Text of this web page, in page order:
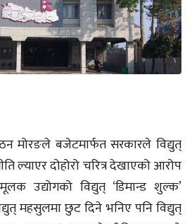
मोरङले बजेटमार्फत सरकारले विद्युत्
ल्याएर दोहोरो चरित्र देखाएको आरोप
उद्योगको विद्युत् ‘डिमान्ड शुल्क’
महसुलमा छुट दिने भनिए पनि विद्युत्